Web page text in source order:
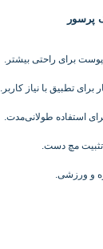
پرسور
برای راحتی بیشتر.
تطبیق با نیاز کاربر.
استفاده طولانی‌مدت.
تثبیت مچ دست.
و ورزشی.